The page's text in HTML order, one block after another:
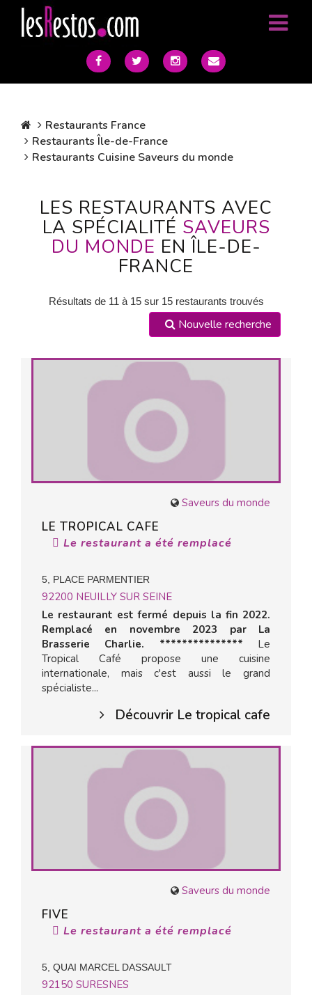
Restaurants France
Restaurants Île-de-France
Restaurants Cuisine Saveurs du monde
LES RESTAURANTS AVEC
LA SPÉCIALITÉ SAVEURS
DU MONDE EN ÎLE-DE-
FRANCE
Résultats de 11 à 15 sur 15 restaurants trouvés
Nouvelle recherche
Saveurs du monde
LE TROPICAL CAFE
Le restaurant a été remplacé
5, PLACE PARMENTIER
92200 NEUILLY SUR SEINE
Le restaurant est fermé depuis la fin 2022.
Remplacé en novembre 2023 par La
Brasserie Charlie. *************** Le
Tropical Café propose une cuisine
internationale, mais c'est aussi le grand
spécialiste...
Découvrir Le tropical cafe
Saveurs du monde
FIVE
Le restaurant a été remplacé
5, QUAI MARCEL DASSAULT
92150 SURESNES